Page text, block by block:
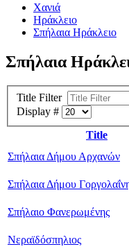
Χανιά
Ηράκλειο
Σπήλαια Ηράκλειο
Σπήλαια
Title Filter
Display #
Title
Σπήλαια Δήμου Αρχανών
Σπήλαια Δήμου
Σπήλαιο Φανερωμένης
Νεραϊδόσπηλιος